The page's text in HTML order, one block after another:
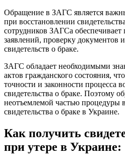
Обращение в ЗАГС является
при восстановлении
сотрудников ЗАГСа
заявлений, проверку документов
свидетельств о браке.
ЗАГС обладает необходимыми
актов гражданского состояния,
точности и законности процесса
свидетельства о браке. Поэтому
неотъемлемой частью процедуры
свидетельства о браке в Украине.
Как получить
при утере в Украине: